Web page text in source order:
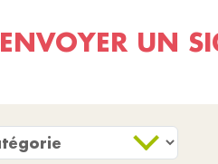
ENVOYER UN